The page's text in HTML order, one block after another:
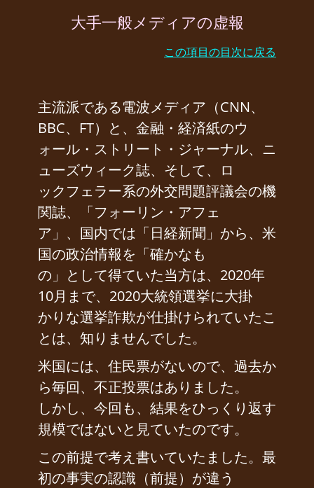
大手一般メディアの虚報
この項目の目次に戻る
主流派である電波メディア（CNN、
BBC、FT）と、金融・経済紙のウ
ォール・ストリート・ジャーナル、ニ
ューズウィーク誌、そして、ロ
ックフェラー系の外交問題評議会の機
関誌、「フォーリン・アフェ
ア」、国内では「日経新聞」から、米
国の政治情報を「確かなも
の」として得ていた当方は、2020年
10月まで、2020大統領選挙に大掛
かりな選挙詐欺が仕掛けられていたこ
とは、知りませんでした。
米国には、住民票がないので、過去か
ら毎回、不正投票はありました。
しかし、今回も、結果をひっくり返す
規模ではないと見ていたのです。
この前提で考え書いていたました。最
初の事実の認識（前提）が違う